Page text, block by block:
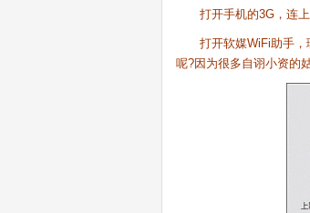
打开手机的3G，连上
打开软媒WiFi助手，理
呢?因为很多自诩小资的